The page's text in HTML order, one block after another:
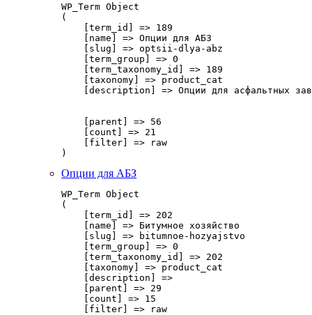
WP_Term Object
(
    [term_id] => 189
    [name] => Опции для АБЗ
    [slug] => optsii-dlya-abz
    [term_group] => 0
    [term_taxonomy_id] => 189
    [taxonomy] => product_cat
[description] => Опции для асфальтных
    [parent] => 56
    [count] => 21
    [filter] => raw
Опции для АБЗ
WP_Term Object
(
    [term_id] => 202
    [name] => Битумное хозяйство
    [slug] => bitumnoe-hozyajstvo
    [term_group] => 0
    [term_taxonomy_id] => 202
    [taxonomy] => product_cat
    [description] =>
    [parent] => 29
    [count] => 15
    [filter] => raw